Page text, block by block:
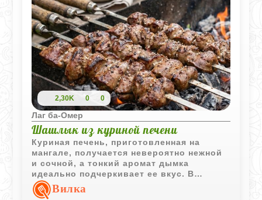
2,30K 0 0
Лаг ба-Омер
Шашлык из куриной печени
Куриная печень, приготовленная на
мангале, получается невероятно нежной
и сочной, а тонкий аромат дымка
идеально подчеркивает ее вкус. В
отличие от традиционного мяса, этот
деликатес не требует долгого
Вилка